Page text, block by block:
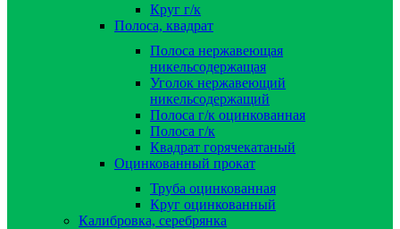
Круг г/к
Полоса, квадрат
Полоса нержавеющая
никельсодержащая
Уголок нержавеющий
никельсодержащий
Полоса г/к оцинкованная
Полоса г/к
Квадрат горячекатаный
Оцинкованный прокат
Труба оцинкованная
Круг оцинкованный
Калибровка, серебрянка